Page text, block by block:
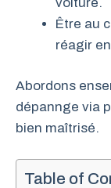
Être au
réagir
Abordons
dépannge via
bien maîtrisé.
Table of